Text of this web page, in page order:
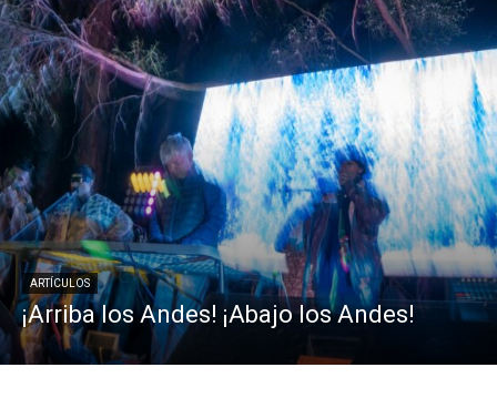
ARTÍCULOS
¡Arriba los Andes! ¡Abajo los Andes!